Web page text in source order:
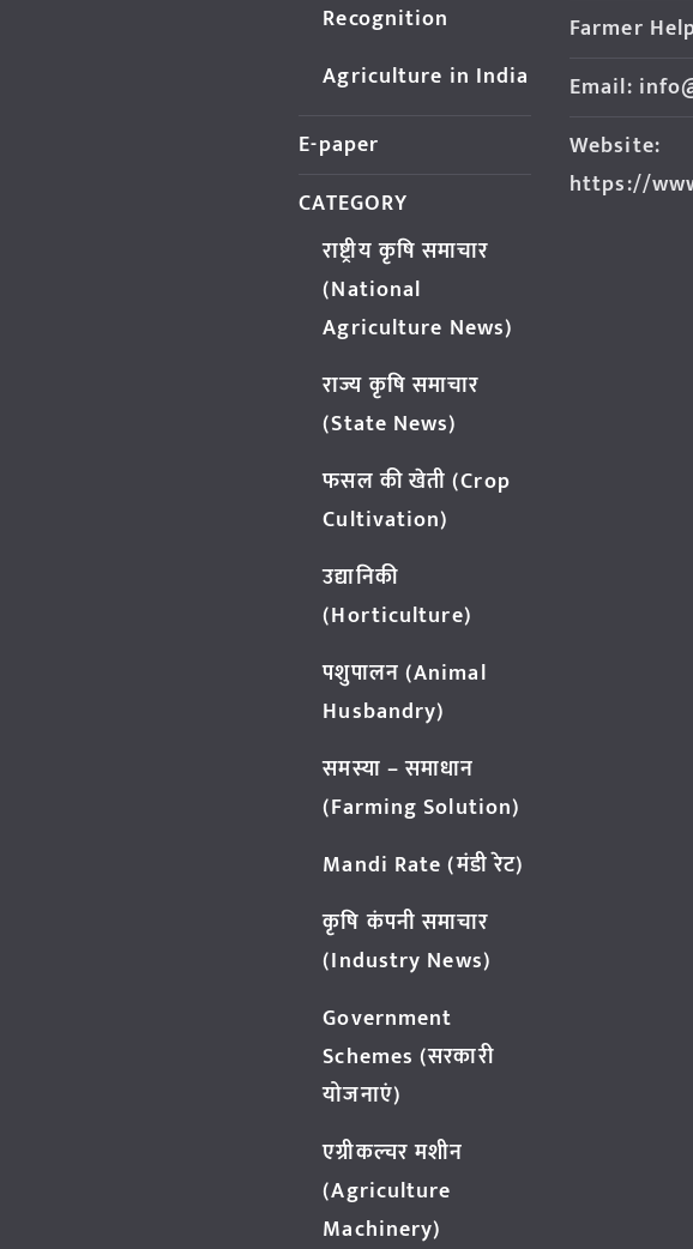
Recognition
Agriculture in India
E-paper
CATEGORY
राष्ट्रीय कृषि समाचार
(National
Agriculture News)
राज्य कृषि समाचार
(State News)
फसल की खेती (Crop
Cultivation)
उद्यानिकी
(Horticulture)
पशुपालन (Animal
Husbandry)
समस्या – समाधान
(Farming Solution)
Mandi Rate (मंडी रेट)
कृषि कंपनी समाचार
(Industry News)
Government
Schemes (सरकारी
योजनाएं)
एग्रीकल्चर मशीन
(Agriculture
Machinery)
Farmer
Email:
Website:
https://